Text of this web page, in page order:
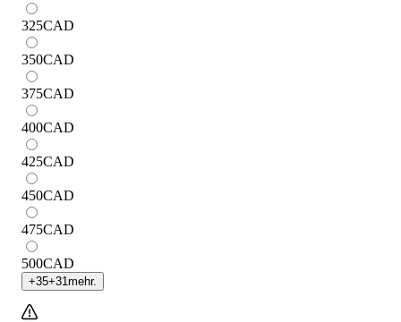
325CAD
350CAD
375CAD
400CAD
425CAD
450CAD
475CAD
500CAD
+35+31 mehr.